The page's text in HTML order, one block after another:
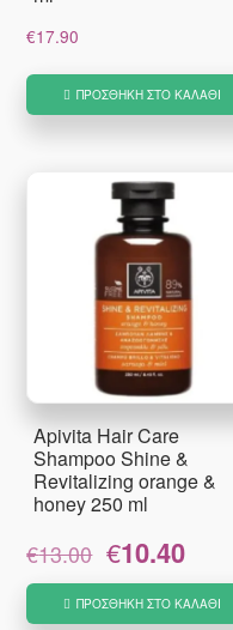
€17.90
ΠΡΟΣΘΉΚΗ ΣΤΟ ΚΑΛΆΘΙ
Apivita Hair Care
Shampoo Shine &
Revitalizing orange &
honey 250 ml
€13.00
Original
price
was:
€13.00.
€10.40
τιμή
είναι:
ΠΡΟΣΘΉΚΗ ΣΤΟ ΚΑΛΆΘΙ